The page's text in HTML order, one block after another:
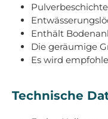
Enthält
Die geräumige
Es wird
Technische